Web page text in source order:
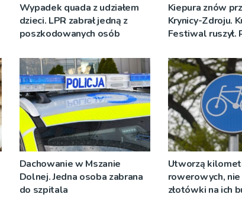
Wypadek quada z udziałem
dzieci. LPR zabrał jedną z
poszkodowanych osób
Kiepura znów
Krynicy-Zdroju.
Festiwal ruszył.
[ZDJĘCIA]
Dachowanie w Mszanie
Dolnej. Jedna osoba zabrana
do szpitala
Utworzą
rowerowych,
złotówki na ich